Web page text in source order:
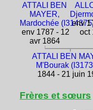
ATTALI BEN
MAYER,
Mardochée
env 1787 - 12
avr 1864
env
oct
ATTALI BEN
M'Bourak
1844 - 21 juin
Frères et sœurs